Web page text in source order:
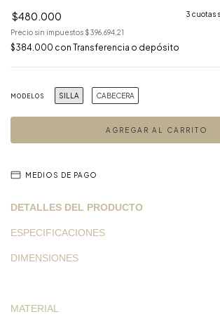
$480.000 3 cuotas
Precio sin impuestos $396.694,21
$384.000 con Transferencia o depósito
MODELOS SILLA CABECERA
MEDIOS DE PAGO
DETALLES DEL PRODUCTO
ESPECIFICACIONES
DIMENSIONES
MATERIAL